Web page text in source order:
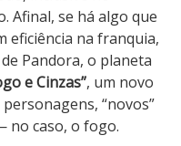
Afinal, se há algo que
eficiência na franquia,
Pandora, o planeta
e Cinzas”, um novo
“novos”
no caso, o fogo.